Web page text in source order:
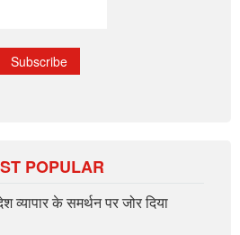
POPULAR
व्यापार के समर्थन पर जोर दिया